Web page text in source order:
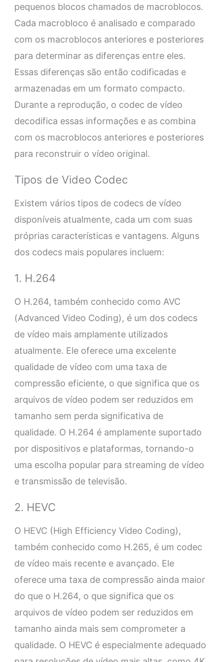
pequenos blocos chamados de macroblocos.
Cada macrobloco é analisado e comparado
com os macroblocos anteriores e posteriores
para determinar as diferenças entre eles.
Essas diferenças são então codificadas e
armazenadas em um formato compacto.
Durante a reprodução, o codec de vídeo
decodifica essas informações e as combina
com os macroblocos anteriores e posteriores
para reconstruir o vídeo original.
Tipos de Video Codec
Existem vários tipos de codecs de vídeo
disponíveis atualmente, cada um com suas
próprias características e vantagens. Alguns
dos codecs mais populares incluem:
1. H.264
O H.264, também conhecido como AVC
(Advanced Video Coding), é um dos codecs
de vídeo mais amplamente utilizados
atualmente. Ele oferece uma excelente
qualidade de vídeo com uma taxa de
compressão eficiente, o que significa que os
arquivos de vídeo podem ser reduzidos em
tamanho sem perda significativa de
qualidade. O H.264 é amplamente suportado
por dispositivos e plataformas, tornando-o
uma escolha popular para streaming de vídeo
e transmissão de televisão.
2. HEVC
O HEVC (High Efficiency Video Coding),
também conhecido como H.265, é um codec
de vídeo mais recente e avançado. Ele
oferece uma taxa de compressão ainda maior
do que o H.264, o que significa que os
arquivos de vídeo podem ser reduzidos em
tamanho ainda mais sem comprometer a
qualidade. O HEVC é especialmente adequado